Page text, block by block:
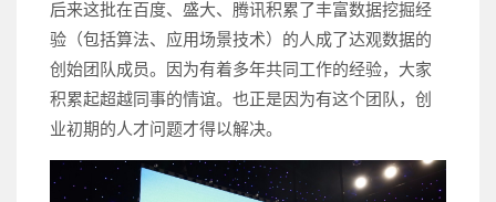
后来这批在百度、盛大、腾讯积累了丰富数据挖掘经
验（包括算法、应用场景技术）的人成了达观数据的
创始团队成员。因为有着多年共同工作的经验，大家
积累起超越同事的情谊。也正是因为有这个团队，创
业初期的人才问题才得以解决。